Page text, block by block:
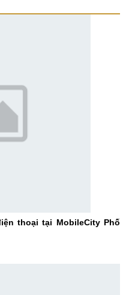
thoại tại MobileCity Phố